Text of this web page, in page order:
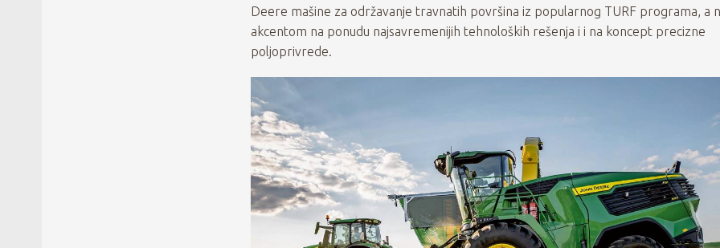
Deere mašine za održavanje travnatih površina iz popularnog TURF programa, a
akcentom na ponudu najsavremenijih tehnoloških rešenja i i na koncept precizne
poljoprivrede.